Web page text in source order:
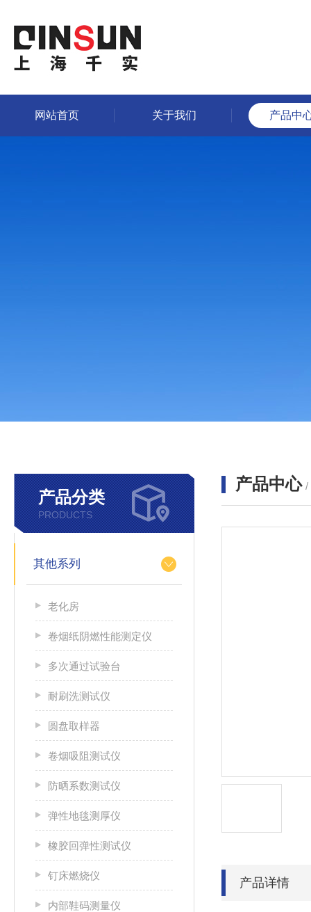
网站首页 关于我们 产品中
产品分类
PRODUCTS
其他系列
老化房
卷烟纸阴燃性能测定仪
多次通过试验台
耐刷洗测试仪
圆盘取样器
卷烟吸阻测试仪
防晒系数测试仪
弹性地毯测厚仪
橡胶回弹性测试仪
钉床燃烧仪
内部鞋码测量仪
产品中心 /
产品详情